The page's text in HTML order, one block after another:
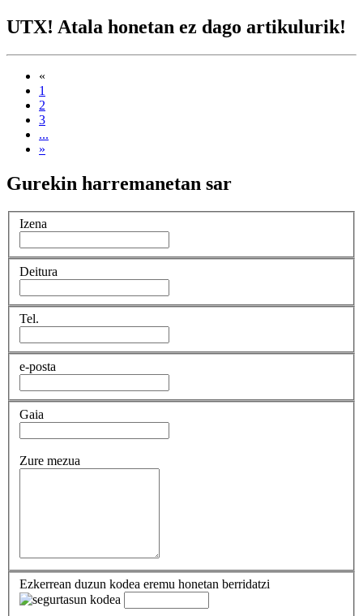
UTX! Atala honetan ez dago artikulurik!
«
1
2
3
...
»
Gurekin harremanetan sar
Izena
Deitura
Tel.
e-posta
Gaia
Zure mezua
Ezkerrean duzun kodea eremu honetan berridatzi